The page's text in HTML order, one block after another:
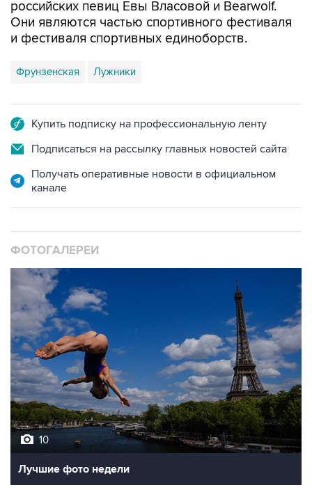
российских певиц Евы Власовой и Bearwolf.
Они являются частью спортивного фестиваля
и фестиваля спортивных единоборств.
Фрунзенская Лужники
Купить подписку на профессиональную ленту
Подписаться на рассылку главных новостей сайта
Получать оперативные новости в официальном
канале
ФОТОГАЛЕРЕИ
10
Лучшие фото недели